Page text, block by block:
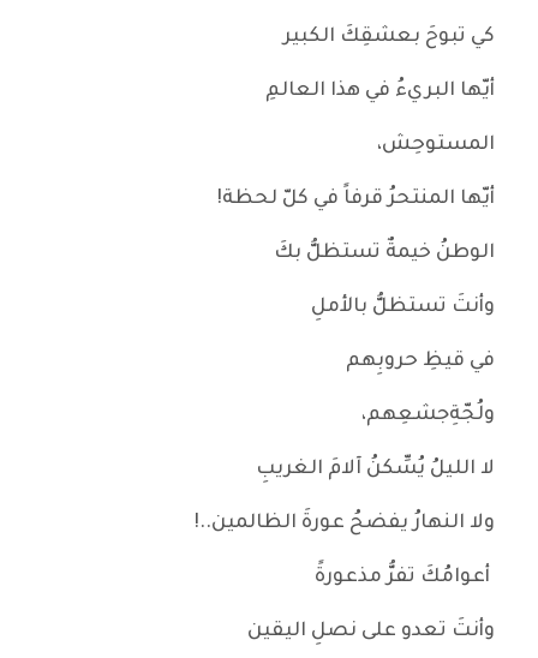
كي تبوحَ بعشقِكَ الكبير
أيّها البريءُ في هذا العالمِ
المستوحِش،
أيّها المنتحرُ قرفاً في كلّ لحظة!
الوطنُ خيمةٌ تستظلُّ بكَ
وأنتَ تستظلُّ بالأملِ
في قيظِ حروبِهم
ولُجّةِجشعِهم،
لا الليلُ يُسِّكنُ آلامَ الغريبِ
ولا النهارُ يفضحُ عورةَ الظالمين..!
أعوامُكَ تفرُّ مذعورةً
وأنتَ تعدو على نصلِ اليقين